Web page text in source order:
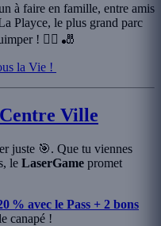
à faire en famille, entre amis
Playce, le plus grand parc
! 🧗‍♂️ 🎳
la Vie !
Ville
juste 🎯. Que tu viennes
le LaserGame promet
% avec le Pass + 2 bons
canapé !